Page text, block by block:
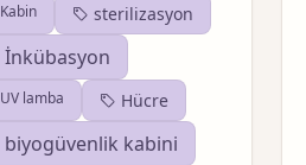
Kabin sterilizasyon
İnkübasyon
UV lamba Hücre
biyogüvenlik kabini